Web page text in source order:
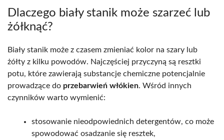
Dlaczego biały stanik może szarzeć lub
żółknąć?
Biały stanik może z czasem zmieniać kolor na szary lub
żółty z kilku powodów. Najczęściej przyczyną są resztki
potu, które zawierają substancje chemiczne potencjalnie
prowadzące do przebarwień włókien. Wśród innych
czynników warto wymienić:
stosowanie nieodpowiednich detergentów, co może
spowodować osadzanie się resztek,